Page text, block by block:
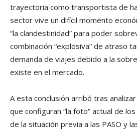
trayectoria como transportista de
sector vive un difícil momento
“la clandestinidad” para poder
combinación “explosiva” de atraso
demanda de viajes debido a la
existe en el mercado.
A esta conclusión arribó tras
que configuran “la foto” actual de
de la situación previa a las PASO y